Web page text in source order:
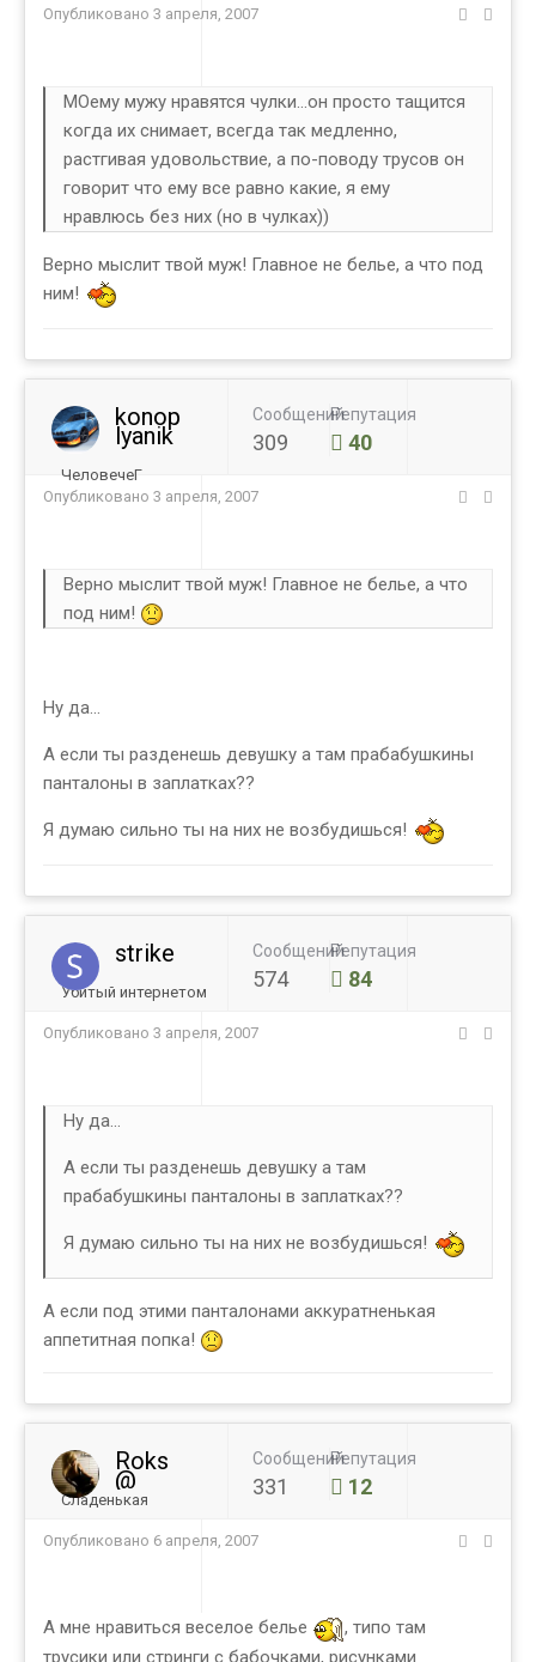
Опубликовано 3 апреля, 2007
МОему мужу нравятся чулки...он просто тащится
когда их снимает, всегда так медленно,
растгивая удовольствие, а по-поводу трусов он
говорит что ему все равно какие, я ему
нравлюсь без них (но в чулках))
Верно мыслит твой муж! Главное не белье, а что под
ним!
konop
lyanik
ЧеловечеГ
Сообщений
309
Репутация
40
Опубликовано 3 апреля, 2007
Верно мыслит твой муж! Главное не белье, а что
под ним!
Ну да...
А если ты разденешь девушку а там прабабушкины
панталоны в заплатках??
Я думаю сильно ты на них не возбудишься!
strike
Убитый интернетом
Сообщений
574
Репутация
84
Опубликовано 3 апреля, 2007
Ну да...
А если ты разденешь девушку а там
прабабушкины панталоны в заплатках??
Я думаю сильно ты на них не возбудишься!
А если под этими панталонами аккуратненькая
аппетитная попка!
Roks
@
Сладенькая
Сообщений
331
Репутация
12
Опубликовано 6 апреля, 2007
А мне нравиться веселое белье
, типо там
трусики или стринги с бабочками, рисунками